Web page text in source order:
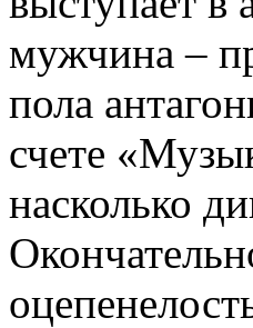
мужчина –
пола
счете
насколько